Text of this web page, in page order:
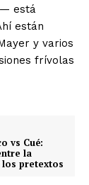
está
están
y varios
frívolas
vs Cué:
la
pretextos